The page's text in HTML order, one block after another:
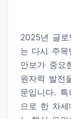
2025년 글로
는 다시 주목
안보가 중요
원자력 발전
문입니다.
으로 한 차